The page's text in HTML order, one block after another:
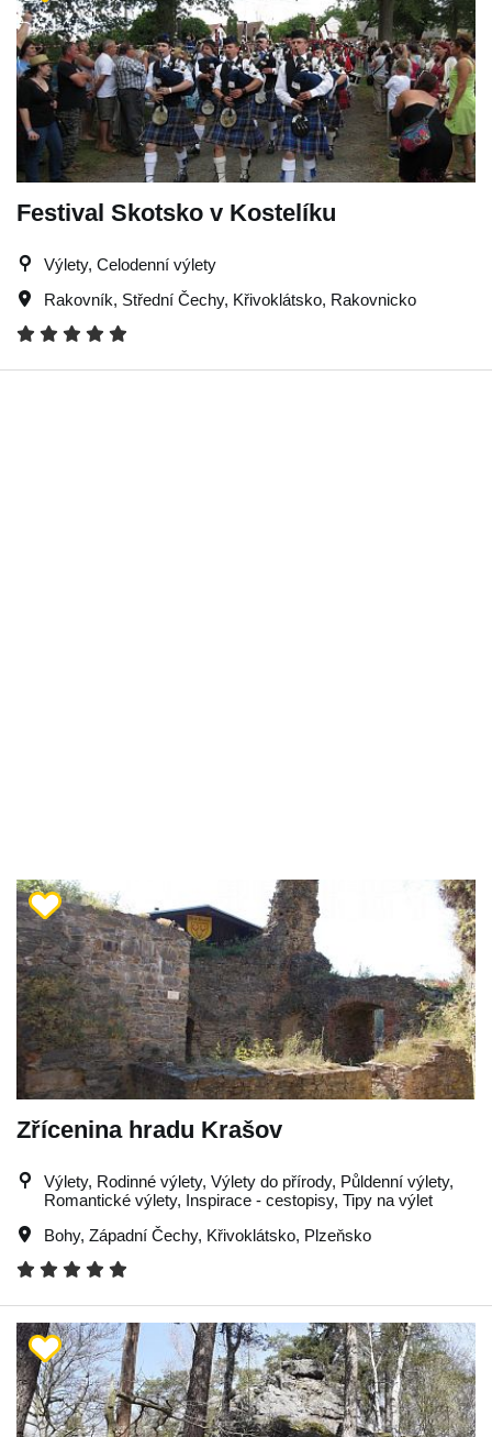
Festival Skotsko v Kostelíku
Výlety, Celodenní výlety
Rakovník, Střední Čechy, Křivoklátsko, Rakovnicko
Zřícenina hradu Krašov
Výlety, Rodinné výlety, Výlety do přírody, Půldenní výlety,
Romantické výlety, Inspirace - cestopisy, Tipy na výlet
Bohy, Západní Čechy, Křivoklátsko, Plzeňsko